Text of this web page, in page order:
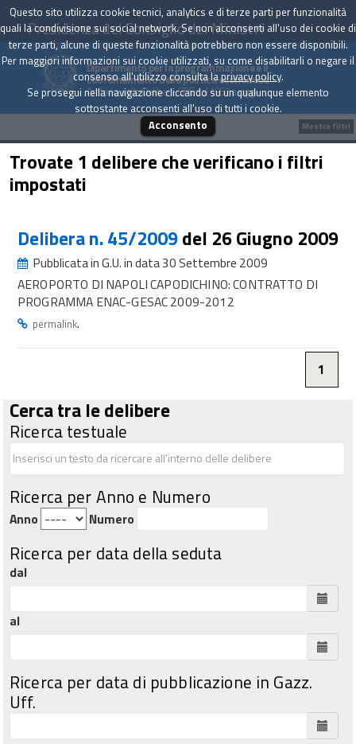
Presidenza del Consiglio dei Ministri
Dipartimento per la programmazione e il
coordinamento della politica economica
Archivio delle Delibere CIPE dal 1967 a oggi
Trovate 1 delibere che verificano i filtri
impostati
Delibera n. 45/2009del 26 Giugno 2009
Pubblicata in G.U. in data 30 Settembre 2009
AEROPORTO DI NAPOLI CAPODICHINO: CONTRATTO DI
PROGRAMMA ENAC-GESAC 2009-2012
permalink.
1
Cerca tra le delibere
Ricerca testuale
Ricerca per Anno e Numero
Anno Numero
Ricerca per data della seduta
dal
al
Ricerca per data di pubblicazione in Gazz.
Uff.
Mostra filtri
Questo sito utilizza cookie tecnici, analytics e di terze parti per funzionalità
quali la condivisione sui social network. Se non acconsenti all'uso dei cookie di
terze parti, alcune di queste funzionalità potrebbero non essere disponibili.
Per maggiori informazioni sui cookie utilizzati, su come disabilitarli o negare il
consenso all'utilizzo consulta laprivacy policy.
Se prosegui nella navigazione cliccando su un qualunque elemento
sottostante acconsenti all'uso di tutti i cookie.
Acconsento